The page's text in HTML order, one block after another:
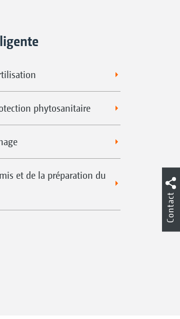
phytosanitaire
et de la préparation du
Contact